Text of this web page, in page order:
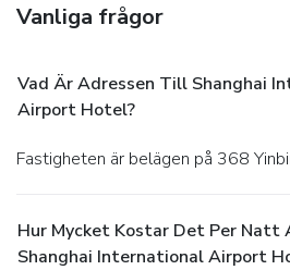
Vanliga frågor
Vad Är Adressen Till Shanghai
Airport Hotel?
Fastigheten är belägen på 368
Hur Mycket Kostar Det Per Natt
Shanghai International Airport